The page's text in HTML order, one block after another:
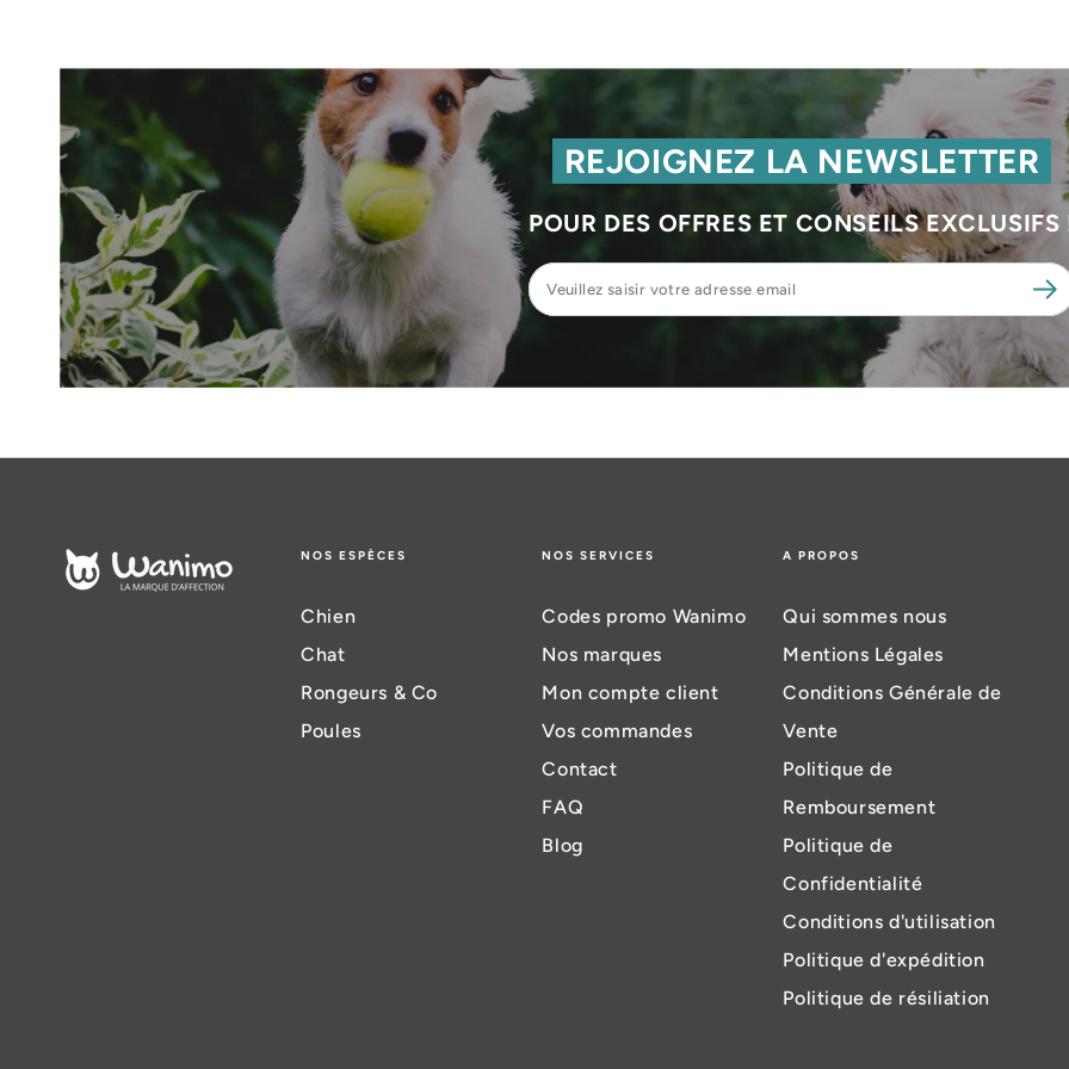
REJOIGNEZ LA NEWSLETTER
POUR DES OFFRES ET CONSEILS EXCLUSIFS
Veuillez
saisir
NOS ESPÈCES
Chien
Chat
Rongeurs & Co
Poules
NOS SERVICES
Codes promo Wanimo
Nos marques
Mon compte client
Vos commandes
Contact
FAQ
Blog
A PROPOS
Qui sommes nous
Mentions Légales
Conditions Générale de
Vente
Politique de
Remboursement
Politique de
Confidentialité
Conditions d'utilisation
Politique d'expédition
Politique de résiliation